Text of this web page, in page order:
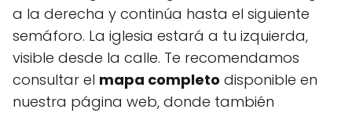
a la derecha y continúa hasta el siguiente
semáforo. La iglesia estará a tu izquierda,
visible desde la calle. Te recomendamos
consultar el mapa completo disponible en
nuestra página web, donde también